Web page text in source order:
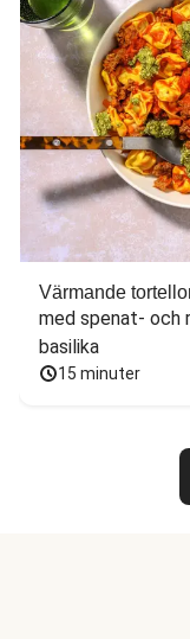
Värmande
med spenat- och
basilika
15 minuter